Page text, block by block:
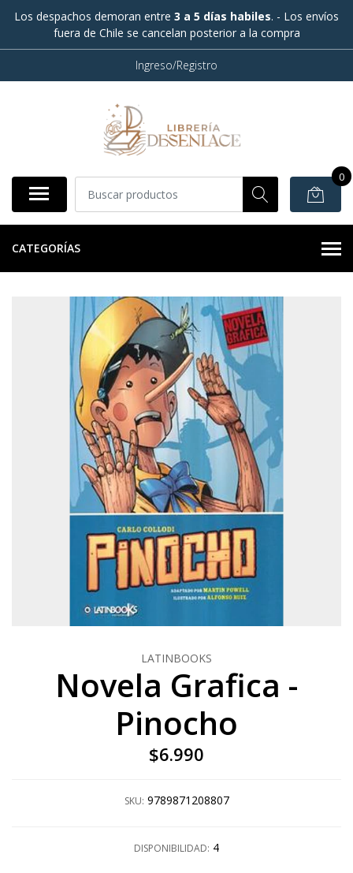
Los despachos demoran entre 3 a 5 días habiles. - Los envíos
fuera de Chile se cancelan posterior a la compra
Ingreso/Registro
0
CATEGORÍAS
LATINBOOKS
Novela Grafica -
Pinocho
$6.990
SKU: 9789871208807
DISPONIBILIDAD: 4